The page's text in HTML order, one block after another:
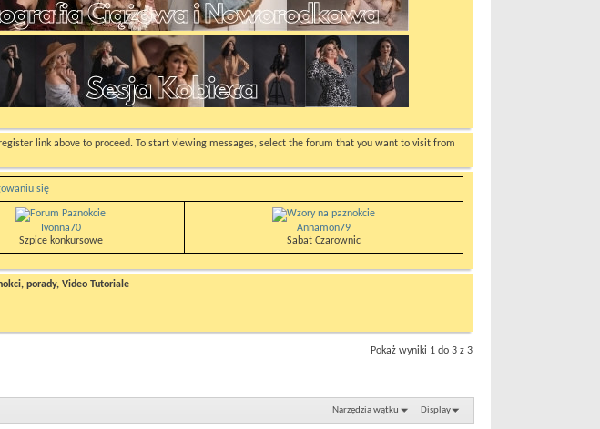
link above to proceed. To start viewing messages, select the forum that you want to visit from
się
Ivonna70
Szpice konkursowe
Annamon79
Sabat Czarownic
porady, Video Tutoriale
Pokaż wyniki 1 do 3 z 3
Narzędzia wątku Display